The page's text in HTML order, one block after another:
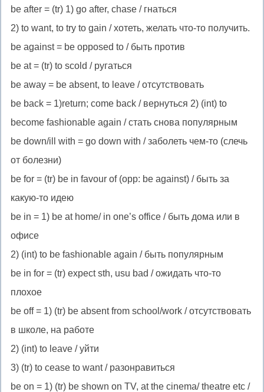
be after = (tr) 1) go after, chase / гнаться
2) to want, to try to gain / хотеть, желать что-то получить.
be against= be opposed to / быть против
be at= (tr) to scold / ругаться
be away = be absent, to leave / отсутствовать
be back = 1)return; come back / вернуться 2) (int) to
become fashionable again / стать снова популярным
be down/illwith = go down with / заболеть чем-то (слечь
от болезни)
be for = (tr) be in favour of (opp: be against) / быть за
какую-то идею
be in = 1) be at home/ in one’s office / быть дома или в
офисе
2) (int) to be fashionable again / быть популярным
be in for = (tr) expect sth, usu bad / ожидать что-то
плохое
be off= 1) (tr) be absent from school/work / отсутствовать
в школе, на работе
2) (int) to leave / уйти
3) (tr) to cease to want / разонравиться
be on = 1) (tr) be shown on TV, at the cinema/ theatre etc /